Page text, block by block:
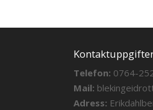
Telefon: 0764-
Mail:
Adress: